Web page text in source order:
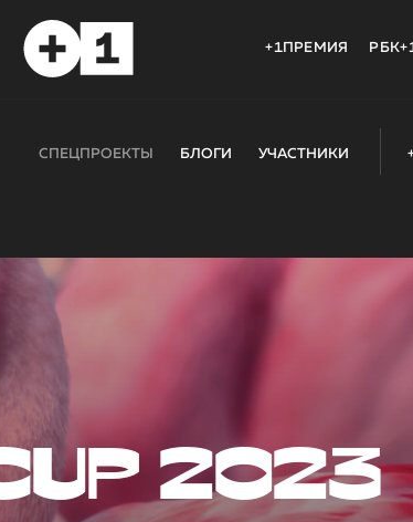
+1ПРЕМИЯ
СПЕЦПРОЕКТЫ БЛОГИ УЧАСТНИКИ
2023